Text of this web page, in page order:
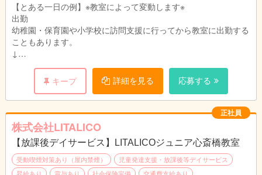
【とある一日の例】※教室によって変動します※
出勤
幼稚園・保育園や小学校に訪問支援に行ってから教室に出勤する
こともあります。
↓
指導準備
個別支援計画に沿って指導の準備をします。
プリントやカードの他、おもちゃやタブレットを使うことも。
↓
個別支援計画の作成
お子さまひとり一人に6か月間の個別支援計画を作成していま
す。
↓
お昼|休憩・ランチタイムです。
↓
キープ 詳細を見る 応募する
正社員
株式会社LITALICO
【放課後デイサービス】LITALICOジュニア心斎橋教室
受動喫煙対策あり（屋内禁煙）
児童発達支援・放課後等デイサービス